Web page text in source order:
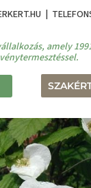
|
amely